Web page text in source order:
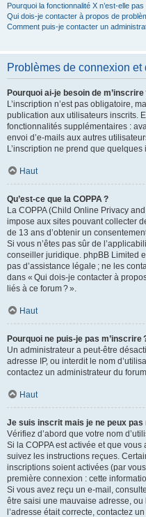
Pourquoi la fonctionnalité X n’est-elle pas
Qui dois-je contacter à propos de
Comment puis-je contacter un
Problèmes de connexion et
Pourquoi ai-je besoin de m’inscrire
L’inscription n’est pas obligatoire,
publication aux utilisateurs inscrits.
fonctionnalités supplémentaires :
envoi d’e-mails aux autres
L’inscription ne prend que
Haut
Qu’est-ce que la COPPA ?
La COPPA (Child Online Privacy
impose aux sites pouvant collecter
de 13 ans d’obtenir un
Si vous n’êtes pas sûr de
conseiller juridique. phpBB Limited
pas d’assistance légale ; ne les
dans « Qui dois-je contacter à
liés à ce forum ? ».
Haut
Pourquoi ne puis-je pas m’inscrire
Un administrateur a peut-être
adresse IP, ou interdit le nom
contactez un administrateur du
Haut
Je suis inscrit mais je ne peux pas
Vérifiez d’abord que votre nom
Si la COPPA est activée et que
suivez les instructions reçues.
inscriptions soient activées (par
première connexion : cette
Si vous avez reçu un e-mail,
être saisi une mauvaise adresse, ou
l’adresse était correcte, contactez